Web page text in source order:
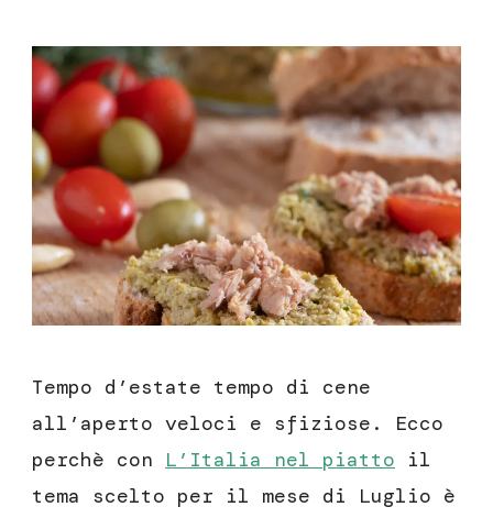
paté
di
oliva
tenera
ascolana
e
tonno
Tempo d’estate tempo di cene
all’aperto veloci e sfiziose. Ecco
perchè con L’Italia nel piatto il
tema scelto per il mese di Luglio è